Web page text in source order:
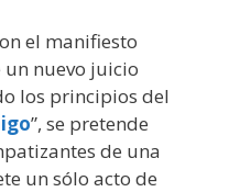
el manifiesto
nuevo juicio
los principios del
”, se pretende
de una
un sólo acto de